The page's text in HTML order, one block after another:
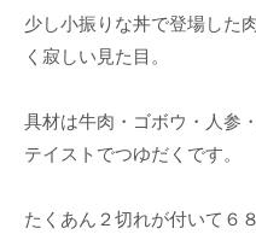
少し小振りな丼で登場した
く寂しい見た目。
具材は牛肉・ゴボウ・人参
テイストでつゆだくです。
たくあん２切れが付いて６